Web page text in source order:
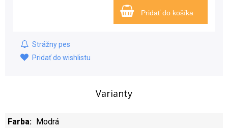
Pridať do košíka
Strážny pes
Pridať do wishlistu
Varianty
Modrá